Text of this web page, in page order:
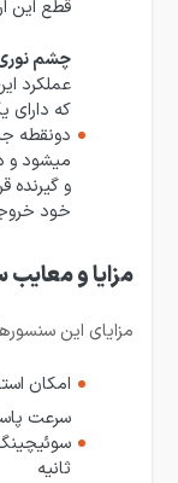
قطع این
چشم
عملکرد
که دارای
دونقطه
میشود و
و گیرنده
خود
مزایا و
مزایای این
امکان
سرعت
ثانیه